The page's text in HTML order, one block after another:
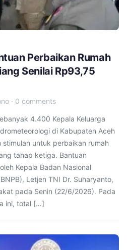
Perbaikan Rumah
Senilai Rp93,75
· 0 comments
4.400 Kepala Keluarga
di Kabupaten Aceh
stimulan untuk perbaikan rumah
tahap ketiga. Bantuan
Kepala Badan Nasional
Letjen TNI Dr. Suharyanto,
pada Senin (22/6/2026). Pada
ini, total […]